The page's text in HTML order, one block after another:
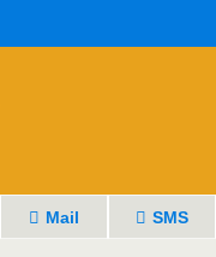
Mail SMS